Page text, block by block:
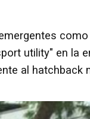
utility" en la
al hatchback